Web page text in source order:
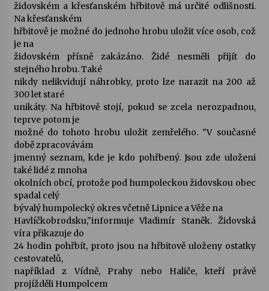
židovském a křesťanském hřbitově má určité odlišnosti.
Na křesťanském
hřbitově je možné do jednoho hrobu uložit více osob, což
je na
židovském přísně zakázáno. Židé nesměli přijít do
stejného hrobu. Také
nikdy nelikvidují náhrobky, proto lze narazit na 200 až
300 let staré
unikáty. Na hřbitově stojí, pokud se zcela nerozpadnou,
teprve potom je
možné do tohoto hrobu uložit zemřelého. "V současné
době zpracovávám
jmenný seznam, kde je kdo pohřbený. Jsou zde uloženi
také lidé z mnoha
okolních obcí, protože pod humpoleckou židovskou obec
spadal celý
bývalý humpolecký okres včetně Lipnice a Věže na
Havlíčkobrodsku,"informuje Vladimír Staněk. Židovská
víra přikazuje do
24 hodin pohřbít, proto jsou na hřbitově uloženy ostatky
cestovatelů,
například z Vídně, Prahy nebo Haliče, kteří právě
projížděli Humpolcem